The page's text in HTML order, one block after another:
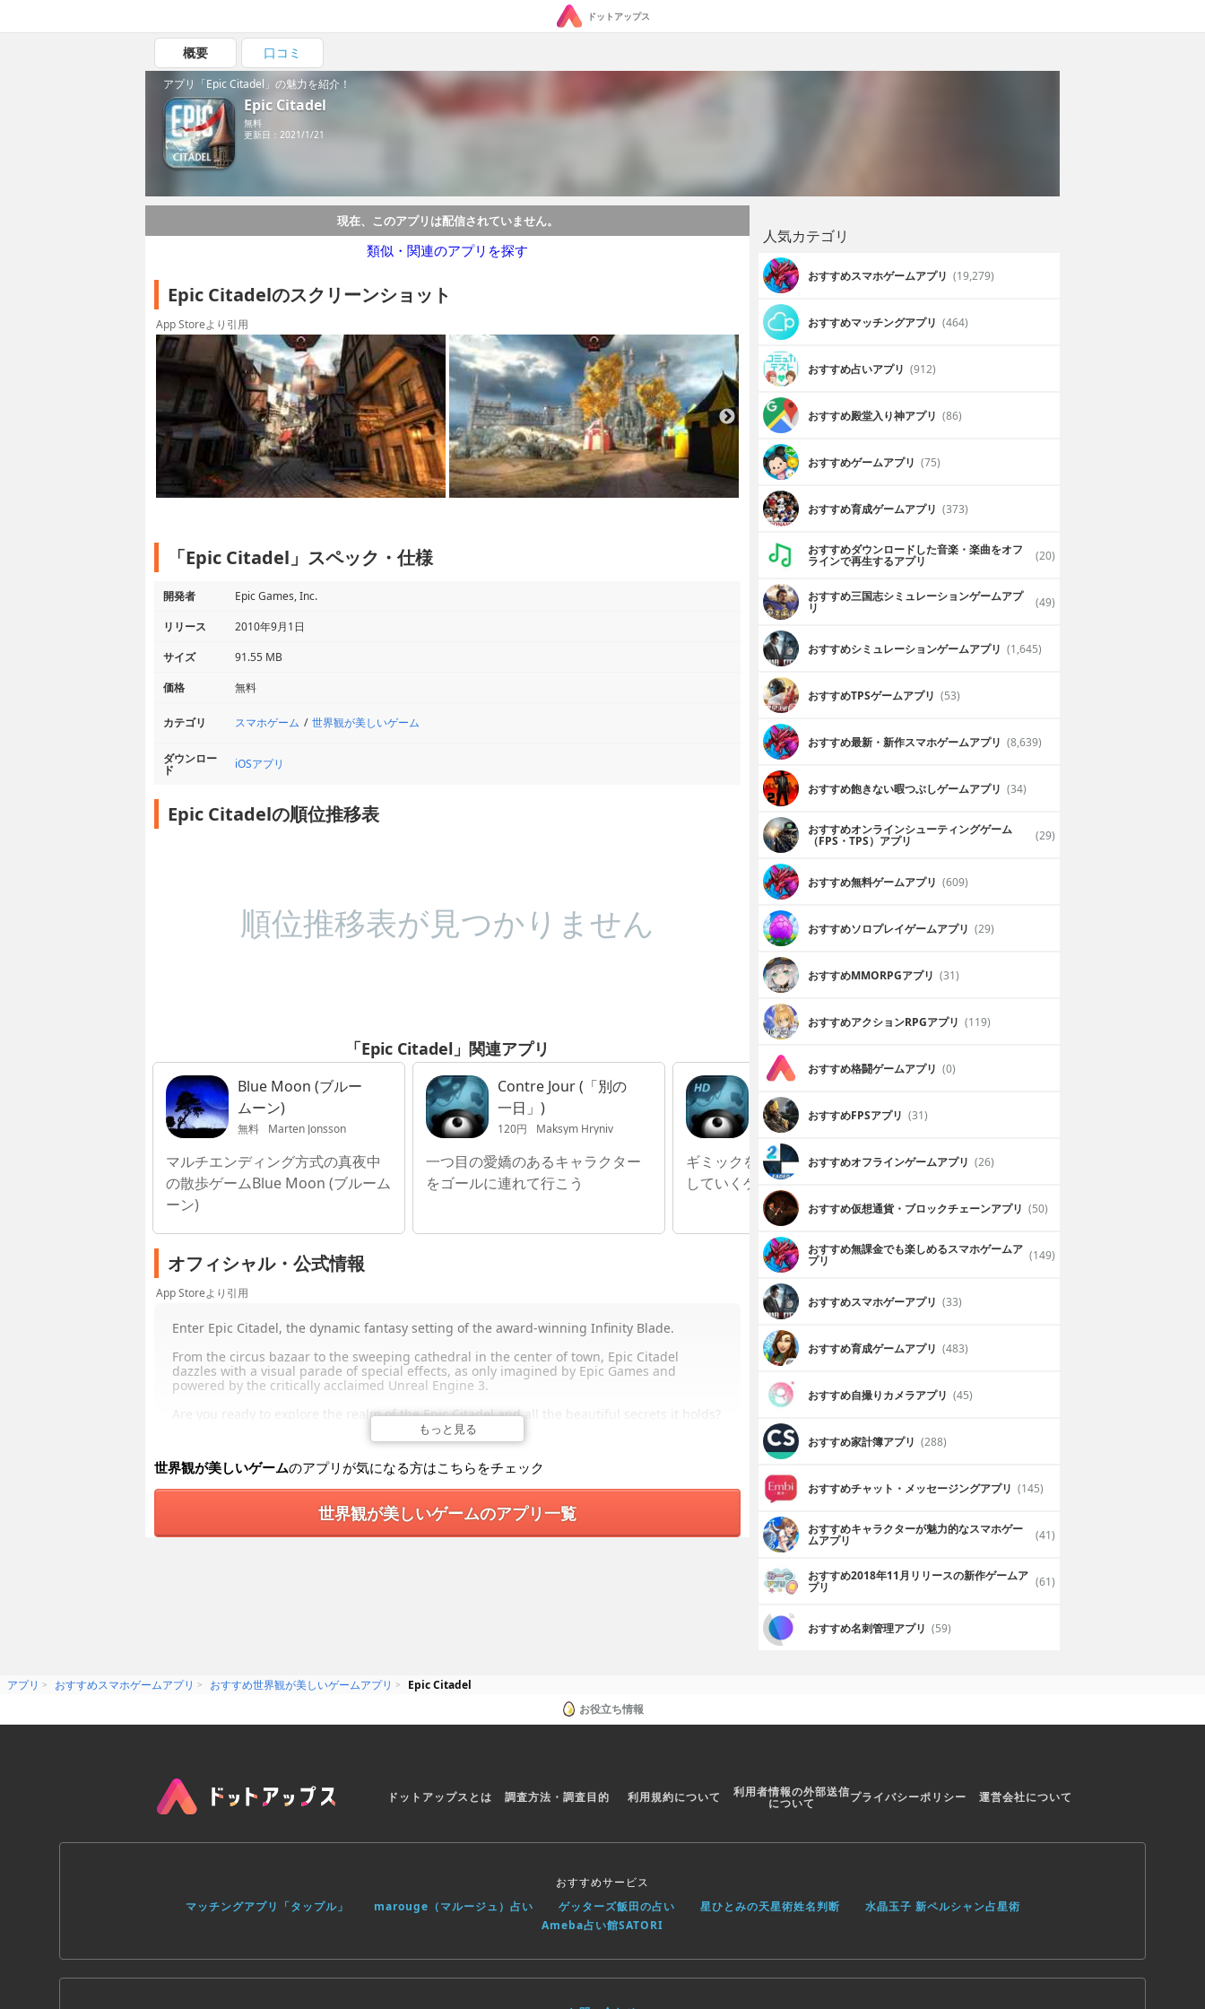
ドットアップス
概要 口コミ
アプリ「Epic Citadel」の魅力を紹介！
Epic Citadel
無料
更新日：2021/1/21
現在、このアプリは配信されていません。
類似・関連のアプリを探す
Epic Citadelのスクリーンショット
App Storeより引用
「Epic Citadel」スペック・仕様
開発者
Epic Games, Inc.
リリース
2010年9月1日
サイズ
91.55 MB
価格
無料
カテゴリ スマホゲーム 世界観が美しいゲーム
ダウンロー
ド iOSアプリ
Epic Citadelの順位推移表
順位推移表が見つかりません
「Epic Citadel」関連アプリ
Blue Moon (ブルー
ムーン)
無料 Marten Jonsson
マルチエンディング方式の真夜中
の散歩ゲームBlue Moon (ブルーム
ーン)
Contre Jour (「別の
一日」)
120円 Maksym Hryniv
一つ目の愛嬌のあるキャラクター
をゴールに連れて行こう
Contre Jour HD
(「別の一日」)
360円 Maksym Hryniv
ギミックを操作して主人公を動か
していくゲーム！
イヌビアットの人々が語り継いで
ルアドベンチャー！
オフィシャル・公式情報
App Storeより引用
もっと見る
Enter Epic Citadel, the dynamic fantasy setting of the award-winning Infinity Blade.
From the circus bazaar to the sweeping cathedral in the center of town, Epic Citadel
dazzles with a visual parade of special effects, as only imagined by Epic Games and
powered by the critically acclaimed Unreal Engine 3.
Are you ready to explore the realm of the Epic Citadel and all the beautiful secrets it holds?
Epic Citadel was created using the same tools and technology used to develop high-end
console games, now delivered for iOS devices!
世界観が美しいゲームのアプリが気になる方はこちらをチェック
世界観が美しいゲームのアプリ一覧
人気カテゴリ
おすすめスマホゲームアプリ (19,279)
おすすめマッチングアプリ (464)
おすすめ占いアプリ (912)
おすすめ殿堂入り神アプリ (86)
おすすめゲームアプリ (75)
おすすめ育成ゲームアプリ (373)
おすすめダウンロードした音楽・楽曲をオフ
ラインで再生するアプリ (20)
おすすめ三国志シミュレーションゲームアプ
リ (49)
おすすめシミュレーションゲームアプリ (1,645)
おすすめTPSゲームアプリ (53)
おすすめ最新・新作スマホゲームアプリ (8,639)
おすすめ飽きない暇つぶしゲームアプリ (34)
おすすめオンラインシューティングゲーム
（FPS・TPS）アプリ (29)
おすすめ無料ゲームアプリ (609)
おすすめソロプレイゲームアプリ (29)
おすすめ MMORPGアプリ (31)
おすすめアクションRPGアプリ (119)
おすすめ格闘ゲームアプリ (0)
おすすめFPSアプリ (31)
おすすめオフラインゲームアプリ (26)
おすすめ仮想通貨・ブロックチェーンアプリ (50)
おすすめ無課金でも楽しめるスマホゲームア
プリ (149)
おすすめスマホゲーアプリ (33)
おすすめ育成ゲームアプリ (483)
おすすめ自撮りカメラアプリ (45)
おすすめ家計簿アプリ (288)
おすすめチャット・メッセージングアプリ (145)
おすすめキャラクターが魅力的なスマホゲー
ムアプリ (41)
おすすめ2018年11月リリースの新作ゲームア
プリ (61)
おすすめ名刺管理アプリ (59)
アプリ おすすめスマホゲームアプリ おすすめ世界観が美しいゲームアプリ
Epic Citadel
お役立ち情報
ドットアップスとは 調査方法・調査目的 利用規約について 利用者情報の外部送信
について プライバシーポリシー 運営会社について
おすすめサービス
マッチングアプリ「タップル」
marouge（マルージュ）占い ゲッターズ飯田の占い 星ひとみの天星術姓名判断
水晶玉子 新ペルシャン占星術
Ameba占い館SATORI